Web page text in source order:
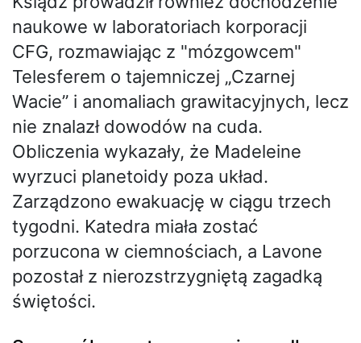
naukowe w laboratoriach korporacji
CFG, rozmawiając z "mózgowcem"
Telesferem o tajemniczej „Czarnej
Wacie” i anomaliach grawitacyjnych, lecz
nie znalazł dowodów na cuda.
Obliczenia wykazały, że Madeleine
wyrzuci planetoidy poza układ.
Zarządzono ewakuację w ciągu trzech
tygodni. Katedra miała zostać
porzucona w ciemnościach, a Lavone
pozostał z nierozstrzygniętą zagadką
świętości.